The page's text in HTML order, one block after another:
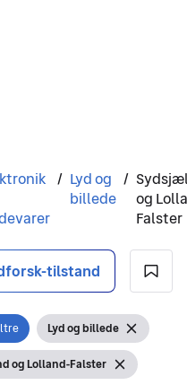
/ Lyd og
billede
/
og
Falster
tilstand
Vis filter
Lyd og billede Fjern
og Lolland-Falster Fjern filter